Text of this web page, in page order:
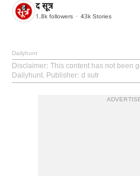
द सूत्र
1.8k followers 43k Stories
Dailyhunt
Disclaimer: This content has not been
Dailyhunt. Publisher: d sutr